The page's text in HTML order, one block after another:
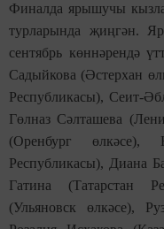
Финалда ярышучы
турларында җиңгән.
сентябрь көннәрендә
Садыйкова (Əстерхан
Республикасы), Сеит-
Гөлназ Сәлташева
(Оренбург өлкәсе),
Республикасы), Диана
Гатина (Татарстан
(Ульяновск өлкәсе),